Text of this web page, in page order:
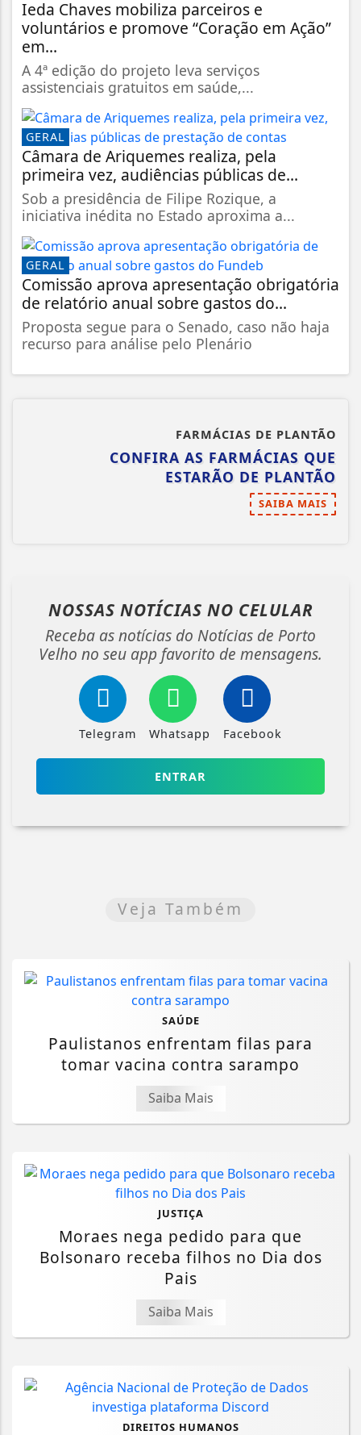
Ieda Chaves mobiliza parceiros e
voluntários e promove “Coração em Ação”
em...
A 4ª edição do projeto leva serviços
assistenciais gratuitos em saúde,...
GERAL
Câmara de Ariquemes realiza, pela
primeira vez, audiências públicas de...
Sob a presidência de Filipe Rozique, a
iniciativa inédita no Estado aproxima a...
GERAL
Comissão aprova apresentação obrigatória
de relatório anual sobre gastos do...
Proposta segue para o Senado, caso não haja
recurso para análise pelo Plenário
FARMÁCIAS DE PLANTÃO
CONFIRA AS FARMÁCIAS QUE
ESTARÃO DE PLANTÃO
SAIBA MAIS
NOSSAS NOTÍCIAS NO CELULAR
Receba as notícias do Notícias de Porto
Velho no seu app favorito de mensagens.
Telegram Whatsapp Facebook
ENTRAR
Veja Também
SAÚDE
Paulistanos enfrentam filas para
tomar vacina contra sarampo
Saiba Mais
JUSTIÇA
Moraes nega pedido para que
Bolsonaro receba filhos no Dia dos
Pais
Saiba Mais
DIREITOS HUMANOS